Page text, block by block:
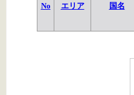
No エリア 国名